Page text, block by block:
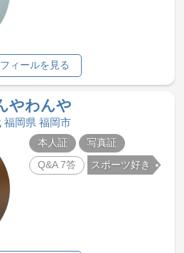
ィールを見る
やわんや
福岡県 福岡市
本人証 写真証
Q&A 7答 スポーツ好き